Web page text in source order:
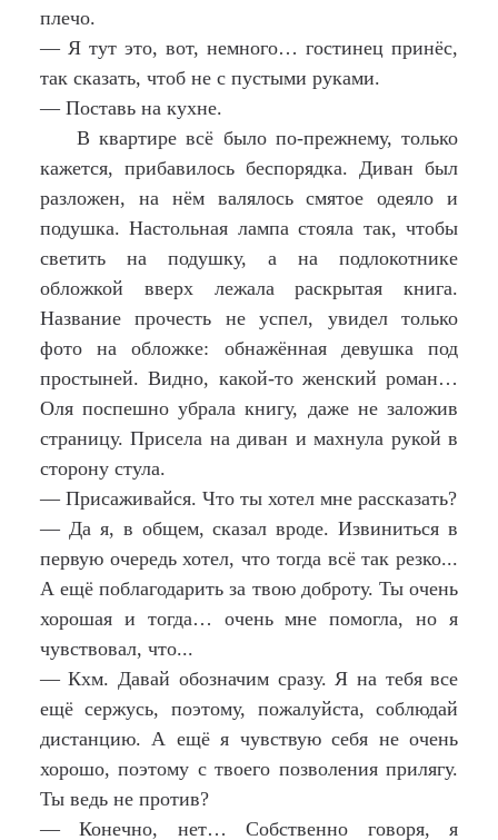
плечо.
— Я тут это, вот, немного… гостинец принёс,
так сказать, чтоб не с пустыми руками.
— Поставь на кухне.
В квартире всё было по-прежнему, только
кажется, прибавилось беспорядка. Диван был
разложен, на нём валялось смятое одеяло и
подушка. Настольная лампа стояла так, чтобы
светить на подушку, а на подлокотнике
обложкой вверх лежала раскрытая книга.
Название прочесть не успел, увидел только
фото на обложке: обнажённая девушка под
простыней. Видно, какой-то женский роман…
Оля поспешно убрала книгу, даже не заложив
страницу. Присела на диван и махнула рукой в
сторону стула.
— Присаживайся. Что ты хотел мне рассказать?
— Да я, в общем, сказал вроде. Извиниться в
первую очередь хотел, что тогда всё так резко...
А ещё поблагодарить за твою доброту. Ты очень
хорошая и тогда… очень мне помогла, но я
чувствовал, что...
— Кхм. Давай обозначим сразу. Я на тебя все
ещё сержусь, поэтому, пожалуйста, соблюдай
дистанцию. А ещё я чувствую себя не очень
хорошо, поэтому с твоего позволения прилягу.
Ты ведь не против?
— Конечно, нет… Собственно говоря, я